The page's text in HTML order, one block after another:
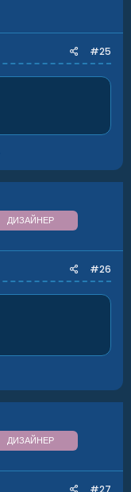
#25
ДИЗАЙНЕР
#26
ДИЗАЙНЕР
#27